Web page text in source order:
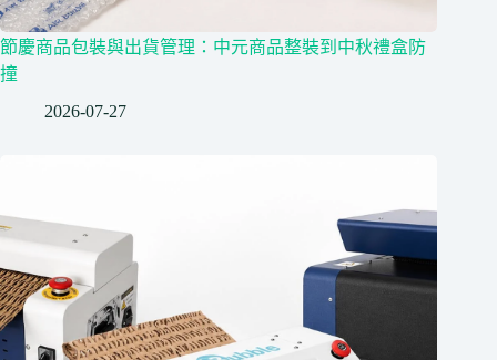
節慶商品包裝與出貨管理：中元商品整裝到中秋禮盒防
撞
2026-07-27